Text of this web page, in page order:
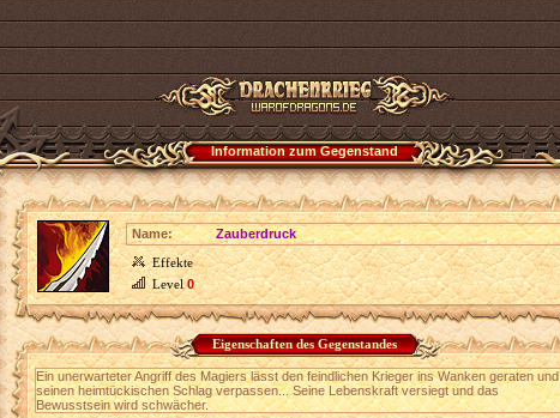
Information zum Gegenstand
Name:
Zauberdruck
Effekte
Level0
Eigenschaften des Gegenstandes
Ein unerwarteter Angriff des Magiers lässt den feindlichen Krieger ins Wanken geraten und
seinen heimtückischen Schlag verpassen... Seine Lebenskraft versiegt und das
Bewusstsein wird schwächer.